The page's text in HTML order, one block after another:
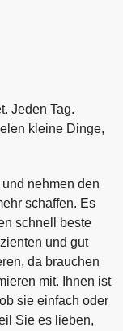
Jeden Tag.
kleine Dinge,
nehmen den
schaffen. Es
schnell beste
und gut
da brauchen
mit. Ihnen ist
sie einfach oder
Sie es lieben,